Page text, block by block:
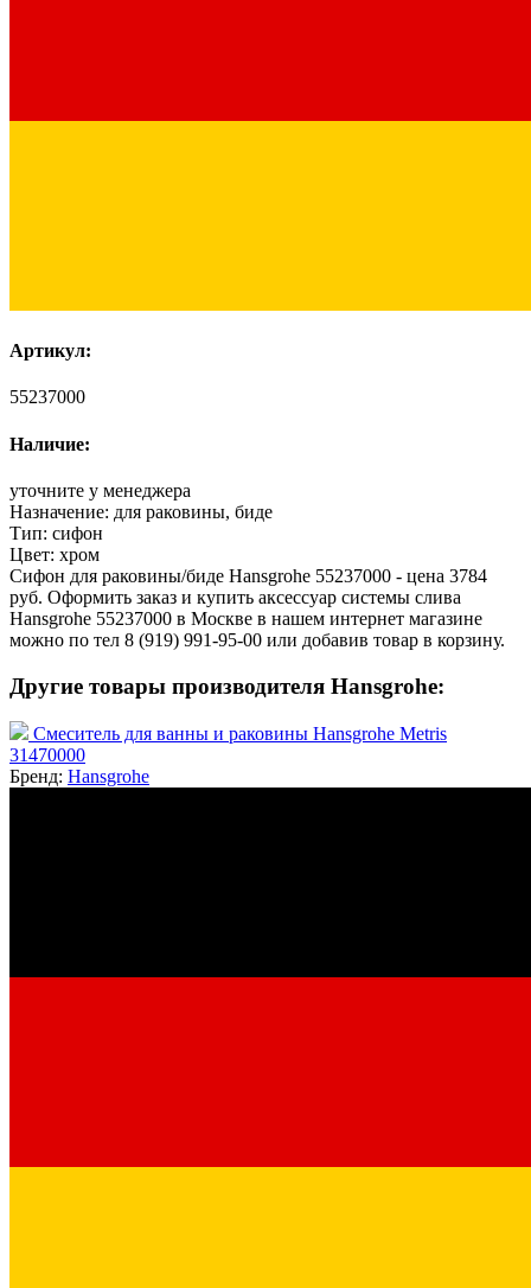
Артикул:
55237000
Наличие:
уточните у менеджера
Назначение: для раковины, биде
Тип: сифон
Цвет: хром
Сифон для раковины/биде Hansgrohe 55237000 - цена 3784
руб. Оформить заказ и купить аксессуар системы слива
Hansgrohe 55237000 в Москве в нашем интернет магазине
можно по тел 8 (919) 991-95-00 или добавив товар в корзину.
Другие товары производителя Hansgrohe:
Смеситель для ванны и раковины Hansgrohe Metris
31470000
Бренд: Hansgrohe